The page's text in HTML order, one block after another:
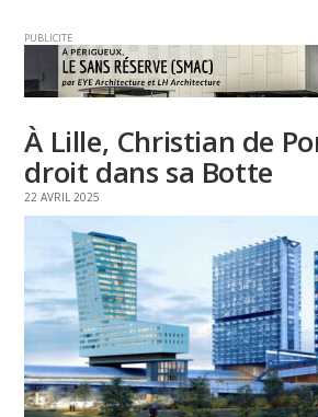
PUBLICITE
À Lille, Christian de
droit dans sa Botte
22 AVRIL 2025